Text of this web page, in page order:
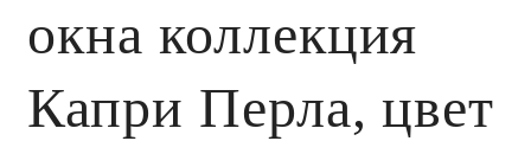
окна коллекция
Капри Перла, цвет